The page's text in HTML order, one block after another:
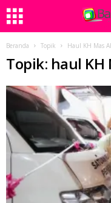
Beranda Topik Haul KH Mas
Topik: haul KH